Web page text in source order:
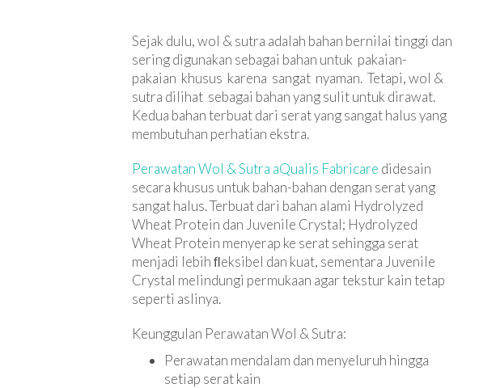
Sejak dulu, wol & sutra adalah bahan bernilai tinggi dan
sering digunakan sebagai bahan untuk pakaian-
pakaian khusus karena sangat nyaman. Tetapi, wol &
sutra dilihat sebagai bahan yang sulit untuk dirawat.
Kedua bahan terbuat dari serat yang sangat halus yang
membutuhan perhatian ekstra.
Perawatan Wol & Sutra aQualis Fabricare didesain
secara khusus untuk bahan-bahan dengan serat yang
sangat halus. Terbuat dari bahan alami Hydrolyzed
Wheat Protein dan Juvenile Crystal; Hydrolyzed
Wheat Protein menyerap ke serat sehingga serat
menjadi lebih ﬂeksibel dan kuat, sementara Juvenile
Crystal melindungi permukaan agar tekstur kain tetap
seperti aslinya.
Keunggulan Perawatan Wol & Sutra:
Perawatan mendalam dan menyeluruh hingga
setiap serat kain